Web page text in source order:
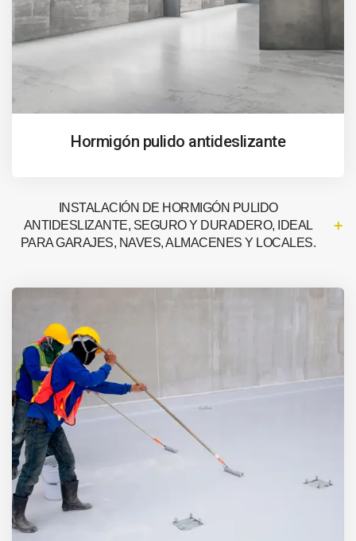
Hormigón pulido antideslizante
INSTALACIÓN DE HORMIGÓN PULIDO
ANTIDESLIZANTE, SEGURO Y DURADERO, IDEAL
PARA GARAJES, NAVES, ALMACENES Y LOCALES.